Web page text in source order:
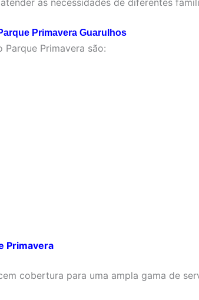
Primavera Guarulhos
Primavera são:
Primavera
cobertura para uma ampla gama de